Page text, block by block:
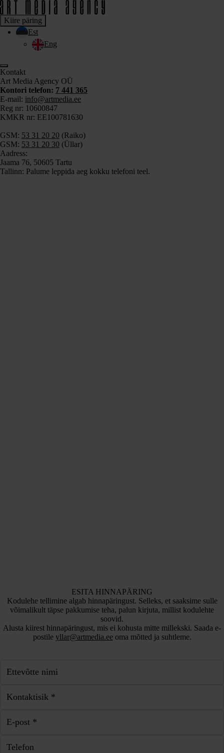
Kiire päring
Est
Eng
Kontakt
Art Media Agency OÜ
Kontori telefon: 7 441 365
E-mail: info@artmedia.ee
Reg nr: 10600847
KMKR nr: EE100781630
GSM: 53 31 20 20 (Raiko)
GSM: 53 31 20 30 (Üllar)
Aadress:
Jaama 76, 50605 Tartu
Tallinn: Palume leppida aeg kokku telefoni teel.
ESITA HINNAPÄRING
Kodulehe tellimine algab hinnapäringust. Selleks, et saaksime sulle
võimalikult täpse pakkumise teha, palun kirjuta, millist kodulehte
soovid.
Alusta kiirest hinnapäringust, mis ei kohusta mitte millekski. Saada e-
postile yllar@artmedia.eeoma mõtted ja suhtleme.
Ettevõtte nimi
Kontaktisik *
E-post *
Telefon